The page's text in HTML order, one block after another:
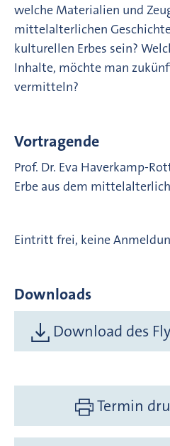
welche Materialien und
mittelalterlichen
kulturellen Erbes sein?
Inhalte, möchte man
vermitteln?
Vortragende
Prof. Dr. Eva Haverkamp-
Erbe aus dem
Eintritt frei, keine
Downloads
Download des
Termin